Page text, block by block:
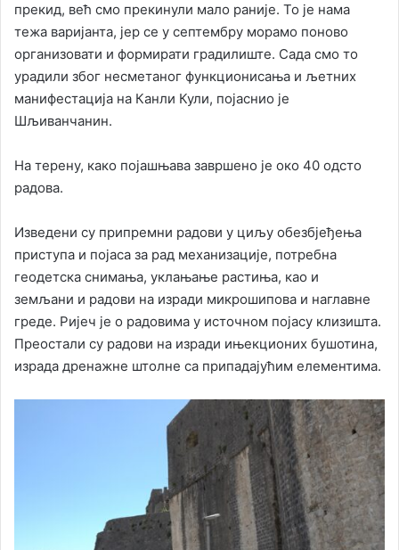
прекид, већ смо прекинули мало раније. То је нама
тежа варијанта, јер се у септембру морамо поново
организовати и формирати градилиште. Сада смо то
урадили због несметаног функционисања и љетних
манифестација на Канли Кули, појаснио је
Шљиванчанин.
На терену, како појашњава завршено је око 40 одсто
радова.
Изведени су припремни радови у циљу обезбјеђења
приступа и појаса за рад механизације, потребна
геодетска снимања, уклањање растиња, као и
земљани и радови на изради микрошипова и наглавне
греде. Ријеч је о радовима у источном појасу клизишта.
Преостали су радови на изради ињекционих бушотина,
израда дренажне штолне са припадајућим елементима.